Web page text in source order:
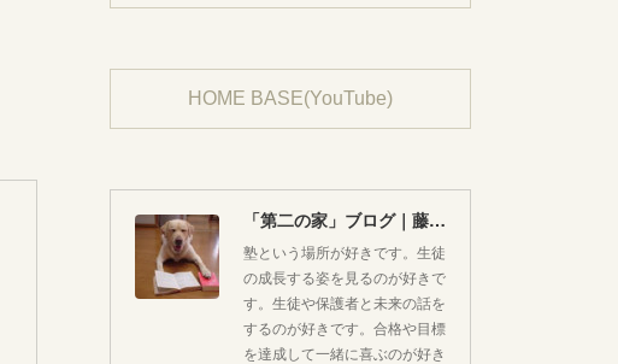
HOME BASE(YouTube)
「第二の家」ブログ｜藤沢市の個別指導塾のお話
塾という場所が好きです。生徒
の成長する姿を見るのが好きで
す。生徒や保護者と未来の話を
するのが好きです。合格や目標
を達成して一緒に喜ぶのが好き